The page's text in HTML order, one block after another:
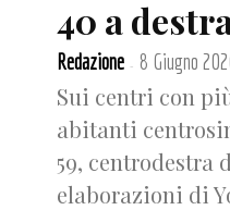
40 a
Redazione - 8 Giugno
Sui centri con
abitanti
59, centrodestra
elaborazioni di